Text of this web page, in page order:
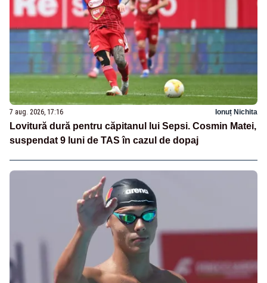
7 aug. 2026, 17:16 Ionuț Nichita
Lovitură dură pentru căpitanul lui Sepsi. Cosmin Matei,
suspendat 9 luni de TAS în cazul de dopaj